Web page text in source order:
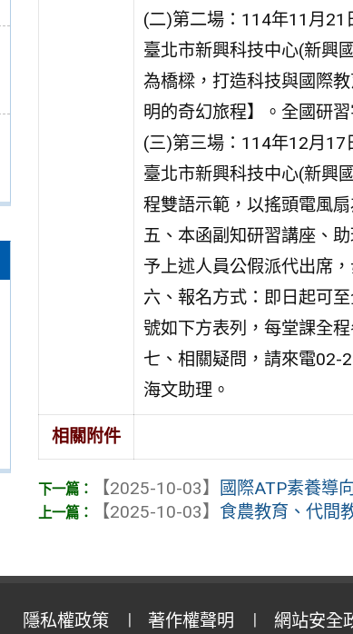
(二)第二場：114年11月21
臺北市新興科技中心(新興
為橋樑，打造科技與國際
明的奇幻旅程】。全國研
(三)第三場：114年12月17
臺北市新興科技中心(新興
程雙語示範，以搖頭電風
五、本函副知研習講座、
予上述人員公假派代出席，
六、報名方式：即日起可
號如下方表列，每堂課全
七、相關疑問，請來電
海文助理。
相關附件
【2025-10-03】
國際ATP素養導
【2025-10-03】 食農教育、代間
隱私權政策 著作權聲明 網站安全